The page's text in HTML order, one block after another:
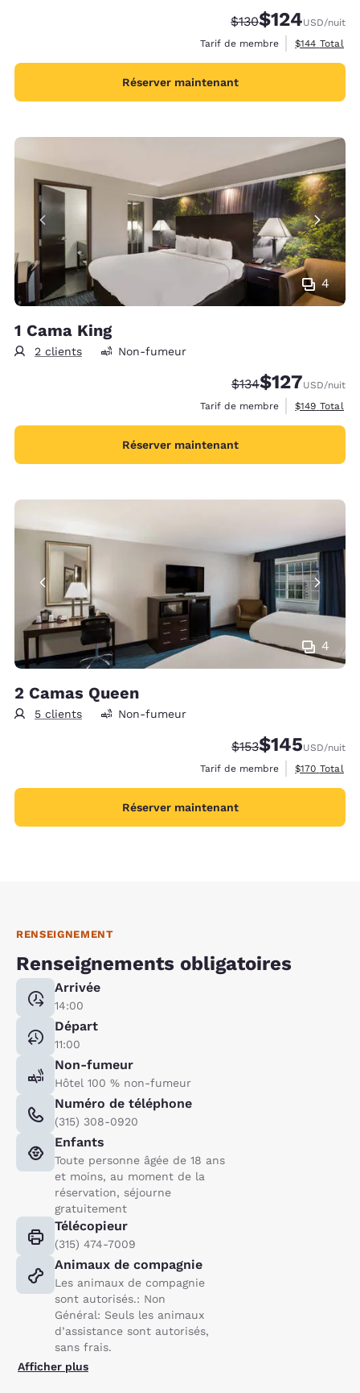
Tarif barré :
$130Tarif réduit :
$124USD/nuit
Tarif de membre
Afficher les
$144 Total
Réserver maintenant
4
1 Cama King
2 clients Non-fumeur
Tarif barré :
$134Tarif réduit :
$127USD/nuit
Tarif de membre
Afficher les
$149 Total
Réserver maintenant
4
2 Camas Queen
5 clients Non-fumeur
Tarif barré :
$153Tarif réduit :
$145USD/nuit
Tarif de membre
Afficher les
$170 Total
Réserver maintenant
RENSEIGNEMENT
Renseignements obligatoires
Arrivée
14:00
Départ
11:00
Non-fumeur
Hôtel 100 % non-fumeur
Numéro de téléphone
(315) 308-0920
Enfants
Toute personne âgée de 18 ans
et moins, au moment de la
réservation, séjourne
gratuitement
Télécopieur
(315) 474-7009
Animaux de compagnie
Les animaux de compagnie
sont autorisés.: Non
Général: Seuls les animaux
d’assistance sont autorisés,
sans frais.
Afficher plus